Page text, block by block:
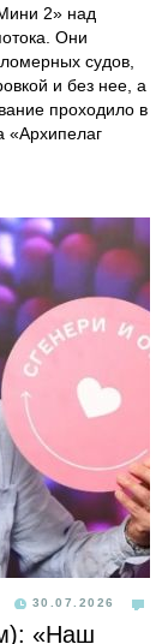
2» над
Они
судов,
и без нее, а
проходило в
«Архипелаг
30.07.2026
«Наш